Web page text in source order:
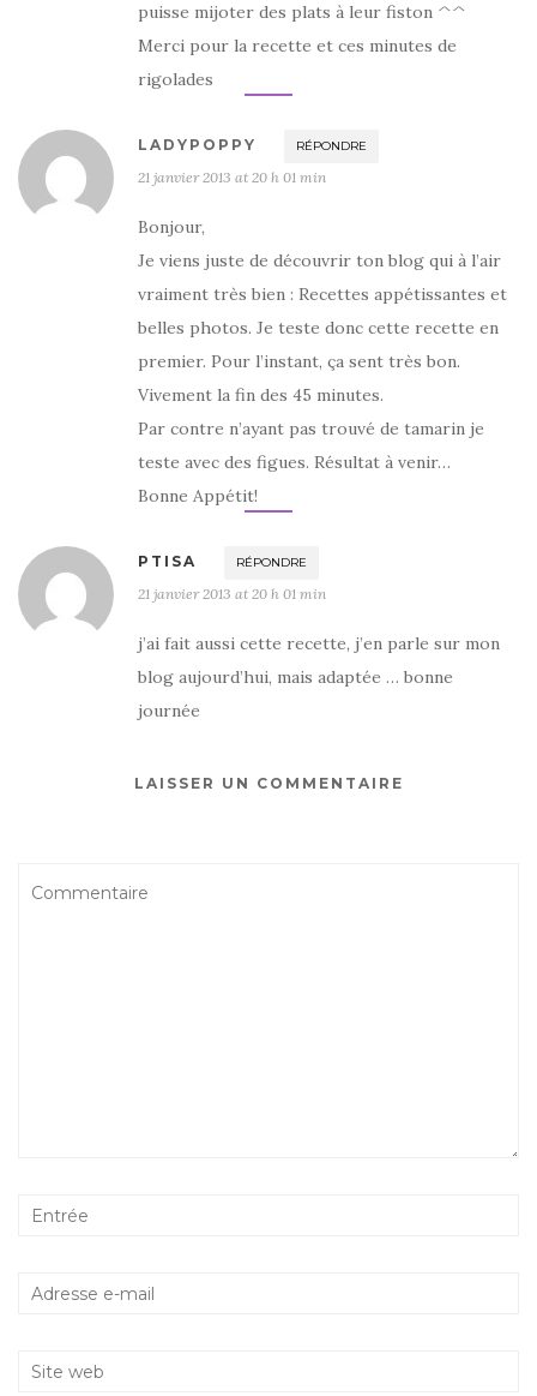
puisse mijoter des plats à leur fiston ^^
Merci pour la recette et ces minutes de
rigolades
LADYPOPPY RÉPONDRE
21 janvier 2013 at 20 h 01 min
Bonjour,
Je viens juste de découvrir ton blog qui à l’air
vraiment très bien : Recettes appétissantes et
belles photos. Je teste donc cette recette en
premier. Pour l’instant, ça sent très bon.
Vivement la fin des 45 minutes.
Par contre n’ayant pas trouvé de tamarin je
teste avec des figues. Résultat à venir…
Bonne Appétit!
PTISA RÉPONDRE
21 janvier 2013 at 20 h 01 min
j’ai fait aussi cette recette, j’en parle sur mon
blog aujourd’hui, mais adaptée … bonne
journée
LAISSER UN COMMENTAIRE